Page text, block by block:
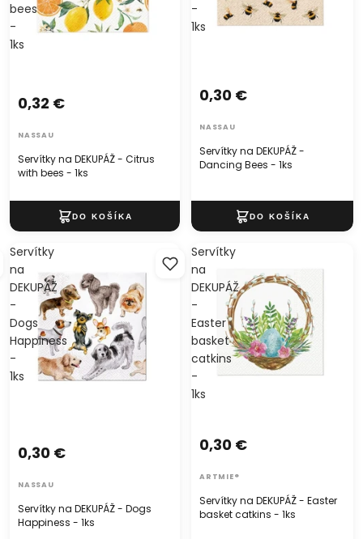
bees
-
1ks
Servítky na DEKUPÁŽ - Citrus
with bees - 1ks
0,32 €
NASSAU
-
1ks
Servítky na DEKUPÁŽ -
Dancing Bees - 1ks
0,30 €
NASSAU
Servítky
na
DEKUPÁŽ
-
Dogs
Happiness
-
1ks
Servítky na DEKUPÁŽ - Dogs
Happiness - 1ks
0,30 €
NASSAU
Servítky
na
DEKUPÁŽ
-
Easter
basket
catkins
-
1ks
Servítky na DEKUPÁŽ - Easter
basket catkins - 1ks
0,30 €
ARTMIE®